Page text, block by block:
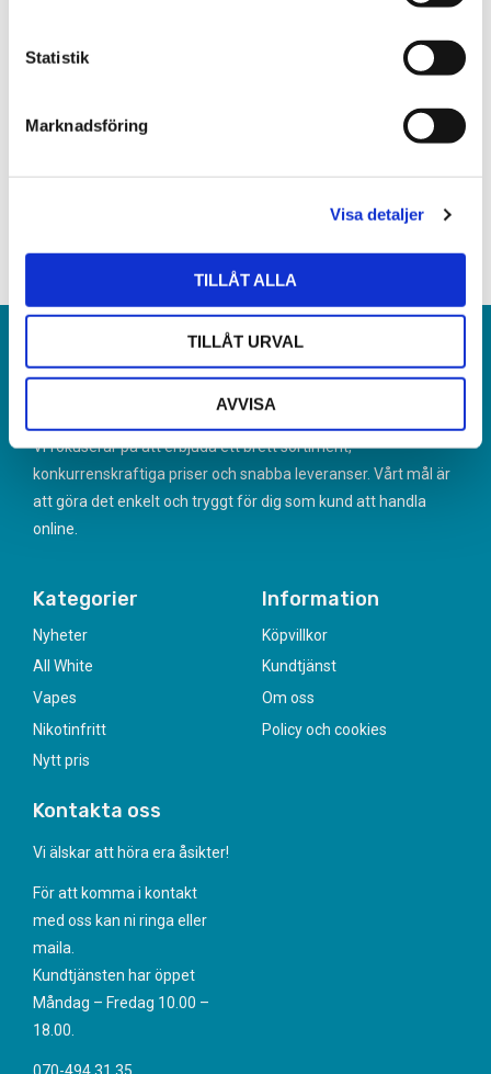
Statistik
Marknadsföring
Visa detaljer
TILLÅT ALLA
TILLÅT URVAL
AVVISA
Artikelnr
TSWSKU-37878-37904
Slim
Nikotinfritt Snus
Smak
Blåhallon, Ice
Om oss
Vi fokuserar på att erbjuda ett brett sortiment,
konkurrenskraftiga priser och snabba leveranser. Vårt mål är
att göra det enkelt och tryggt för dig som kund att handla
online.
Kategorier
Nyheter
All White
Vapes
Nikotinfritt
Nytt pris
Information
Köpvillkor
Kundtjänst
Om oss
Policy och cookies
Kontakta oss
Vi älskar att höra era åsikter!
För att komma i kontakt
med oss kan ni ringa eller
maila.
Kundtjänsten har öppet
Måndag – Fredag 10.00 –
18.00.